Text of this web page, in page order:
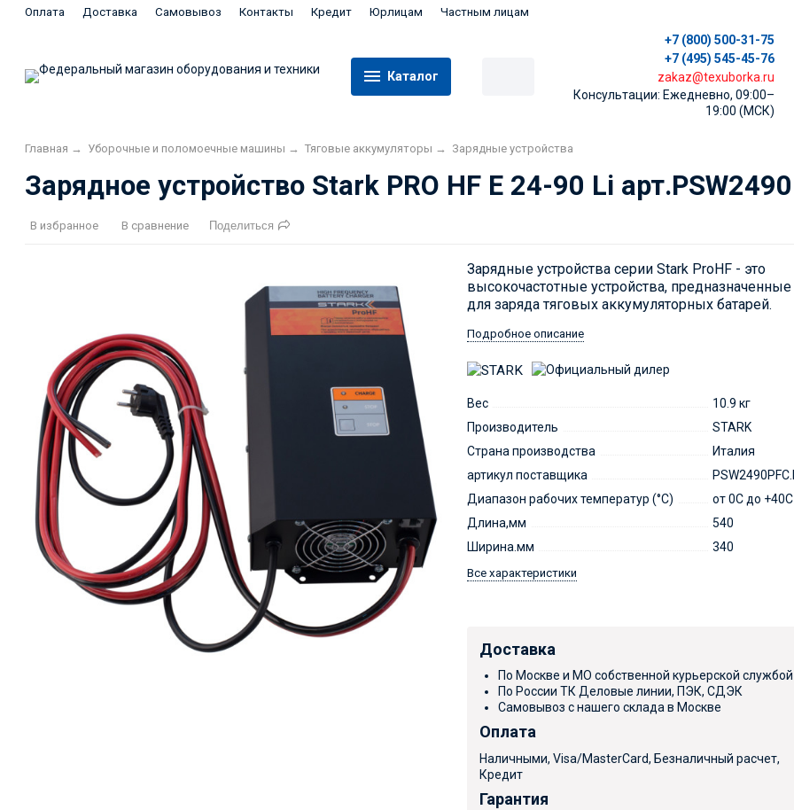
Оплата Доставка Самовывоз Контакты Кредит Юрлицам Частным лицам
Каталог
+7 (800) 500-31-75
+7 (495) 545-45-76
zakaz@texuborka.ru
Консультации: Ежедневно, 09:00–
19:00 (МСК)
Главная → Уборочные и поломоечные машины → Тяговые аккумуляторы → Зарядные устройства
Зарядное устройство Stark PRO HF E 24-90 Li
В избранное В сравнение Поделиться
Зарядные устройства серии Stark ProHF - это
высокочастотные устройства, предназначенные
для заряда тяговых аккумуляторных батарей.
Подробное описание
Вес
10.9 кг
Производитель
STARK
Страна производства
Италия
артикул поставщика
Диапазон рабочих температур (°C)
от 0C до +40С
Длина,мм
540
Ширина.мм
340
Все характеристики
Доставка
По Москве и МО собственной курьерской службой
По России ТК Деловые линии, ПЭК, СДЭК
Самовывоз с нашего склада в Москве
Оплата
Наличными, Visa/MasterCard, Безналичный расчет,
Кредит
Гарантия